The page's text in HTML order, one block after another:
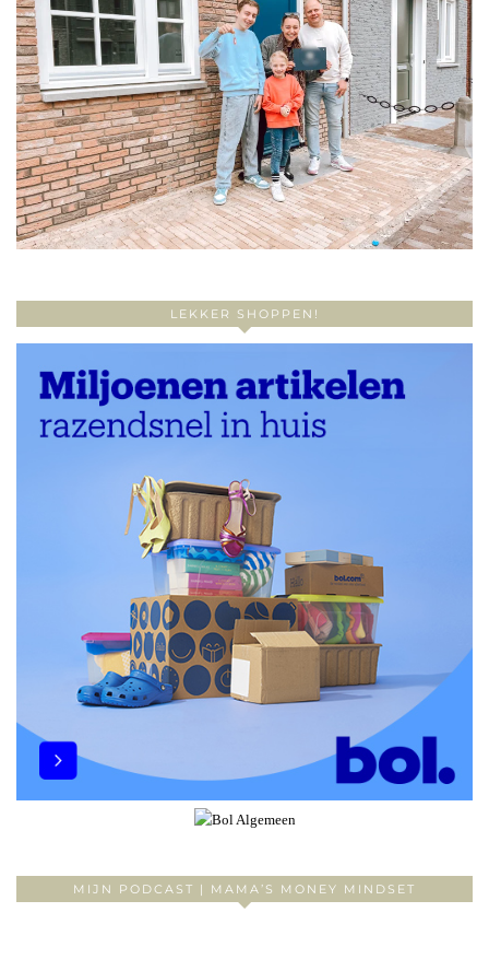
LEKKER SHOPPEN!
MIJN PODCAST | MAMA’S MONEY MINDSET